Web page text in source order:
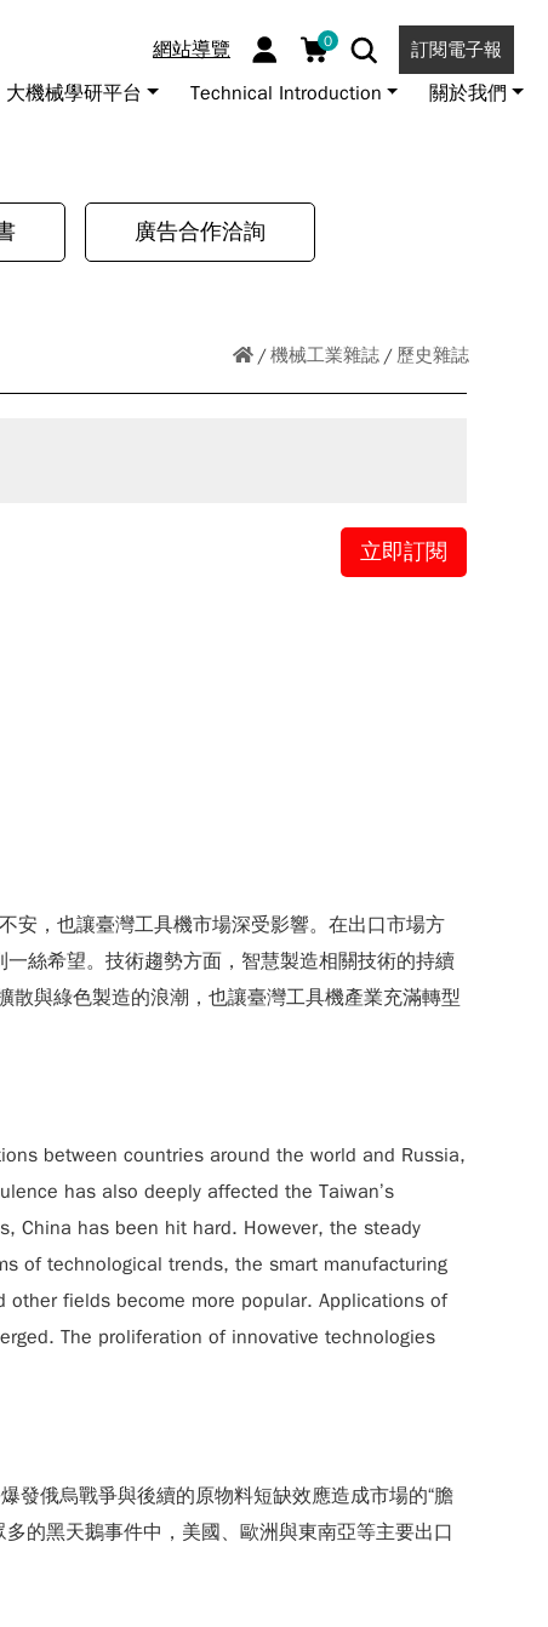
網站導覽 0 訂閱電子報
大機械學研平台 Technical Introduction 關於我們
廣告合作洽詢
機械工業雜誌 歷史雜誌
立即訂閱
安，也讓臺灣工具機市場深受影響。在出口市場方
絲希望。技術趨勢方面，智慧製造相關技術的持續
散與綠色製造的浪潮，也讓臺灣工具機產業充滿轉型
between countries around the world and Russia,
has also deeply affected the Taiwan’s
China has been hit hard. However, the steady
of technological trends, the smart manufacturing
fields become more popular. Applications of
The proliferation of innovative technologies
發俄烏戰爭與後續的原物料短缺效應造成市場的“膽
的黑天鵝事件中，美國、歐洲與東南亞等主要出口